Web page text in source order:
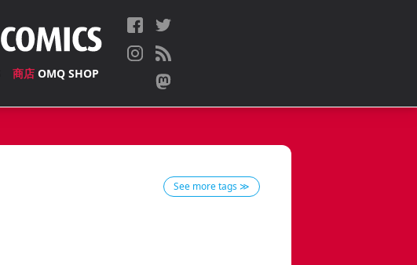
商店 OMQ SHOP
See more tags ≫